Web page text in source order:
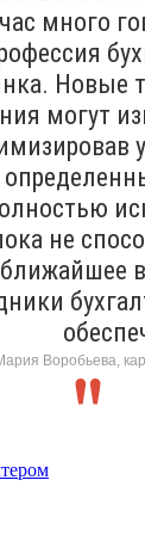
много
Новые
могут
не
Воробьева,